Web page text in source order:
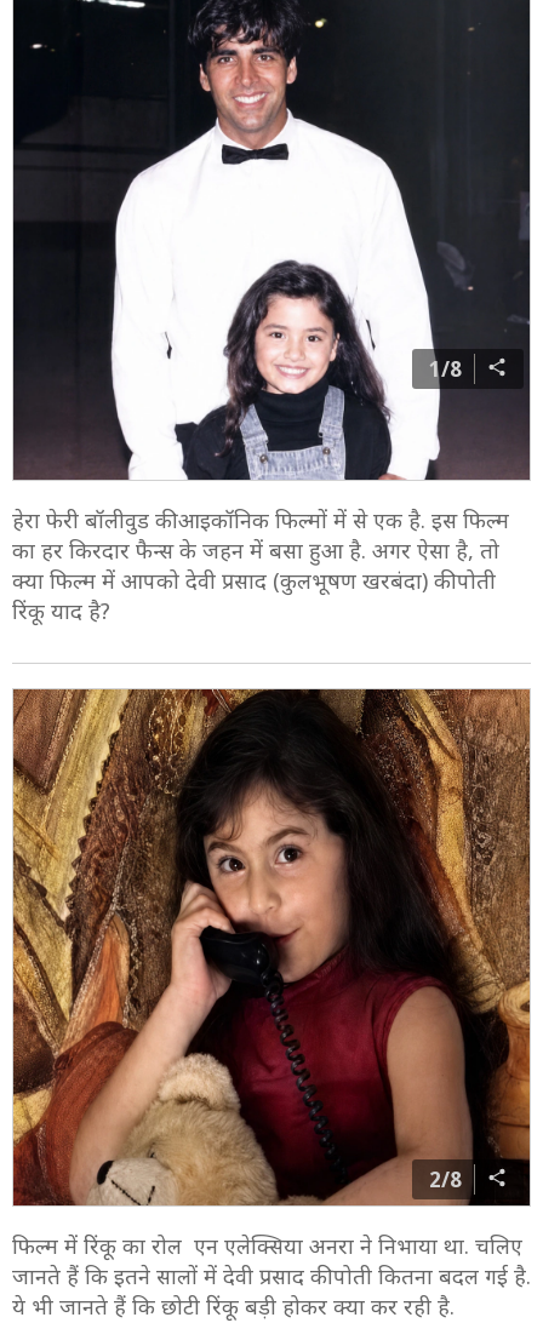
1/8
हेरा फेरी बॉलीवुड की आइकॉनिक फिल्मों में से एक है. इस फिल्म
का हर किरदार फैन्स के जहन में बसा हुआ है. अगर ऐसा है, तो
क्या फिल्म में आपको देवी प्रसाद (कुलभूषण खरबंदा) की पोती
रिंकू याद है?
2/8
फिल्म में रिंकू का रोल एन एलेक्सिया अनरा ने निभाया था. चलिए
जानते हैं कि इतने सालों में देवी प्रसाद की पोती कितना बदल गई है.
ये भी जानते हैं कि छोटी रिंकू बड़ी होकर क्या कर रही है.